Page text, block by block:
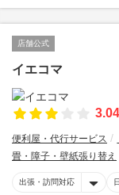
店舗公式
イエコマ
3.04
便利屋・代行サービス
畳・障子・壁紙張り替え
出張・訪問対応